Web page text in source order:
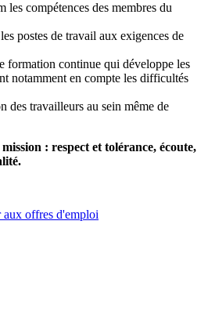
les compétences des membres du
postes de travail aux exigences de
formation continue qui développe les
notamment en compte les difficultés
des travailleurs au sein même de
: respect et tolérance, écoute,
aux offres d'emploi